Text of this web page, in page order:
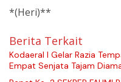
*(Heri)**
Berita Terkait
Kodaeral I Gelar Razia
Empat Senjata Tajam